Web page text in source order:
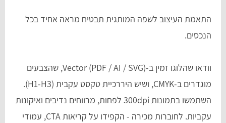
התאמת העיצוב לשפה המותגית תבטיח מראה אחיד בכל
הנכסים.
וודאו שהלוגו זמין ב-Vector (PDF / AI / SVG), שהצבעים
מוגדרים ב-CMYK, ושיש היררכיית טקסט עקבית (H1-H3).
השתמשו בתמונות 300dpi לפחות, מרווחים נדיבים ואיקונות
עקביות. לחוברות מכירה - הקפידו על קריאות CTA, עמודי